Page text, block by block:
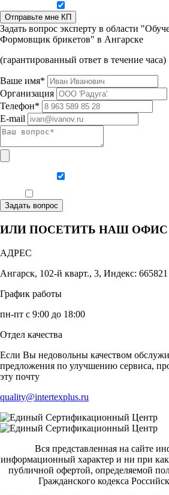
Отправьте мне КП
Задать вопрос эксперту в области
Формовщик брикетов" в Ангарске
(гарантированный ответ в течение часа)
Ваше имя*
Организация
Телефон*
E-mail
Задать вопрос
ИЛИ ПОСЕТИТЬ НАШ ОФИС
АДРЕС
Ангарск, 102-й кварт., 3, Индекс: 665821
График работы
пн-пт с 9:00 до 18:00
Отдел качества
Если Вы недовольны качеством
предложения по улучшению сервиса,
эту почту
quality@intertexplus.ru
Вся представленная на сайте
информационный характер и ни при
публичной офертой, определяемой
Гражданского кодекса